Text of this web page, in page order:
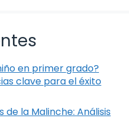
en primer grado?
clave para el éxito
de la Malinche: Análisis